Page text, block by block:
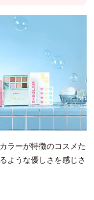
ラーが特徴のコスメた
ような優しさを感じさ